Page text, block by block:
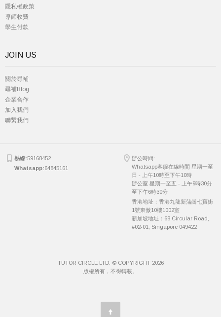
隱私權政策
導師收費
學生付款
JOIN US
關於尋補
尋補Blog
企業合作
加入我們
聯繫我們
熱線:59168452
Whatsapp:64845161
辦公時間:
Whatsapp客服在線時間 星期一至
日 - 上午10時至下午10時
辦公室 星期一至五 - 上午9時30分
至下午6時30分
香港地址：香港九龍新蒲崗七寶街
1號東傲10樓1002室
新加坡地址：68 Circular Road,
#02-01, Singapore 049422
TUTOR CIRCLE LTD. © COPYRIGHT 2026
版權所有，不得轉載。